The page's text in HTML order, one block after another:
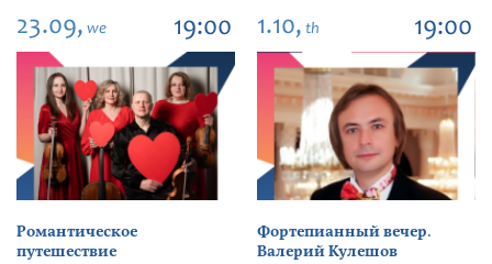
23.09, we 19:00
Романтическое
путешествие
1.10, th 19:00
Фортепианный вечер.
Валерий Кулешов